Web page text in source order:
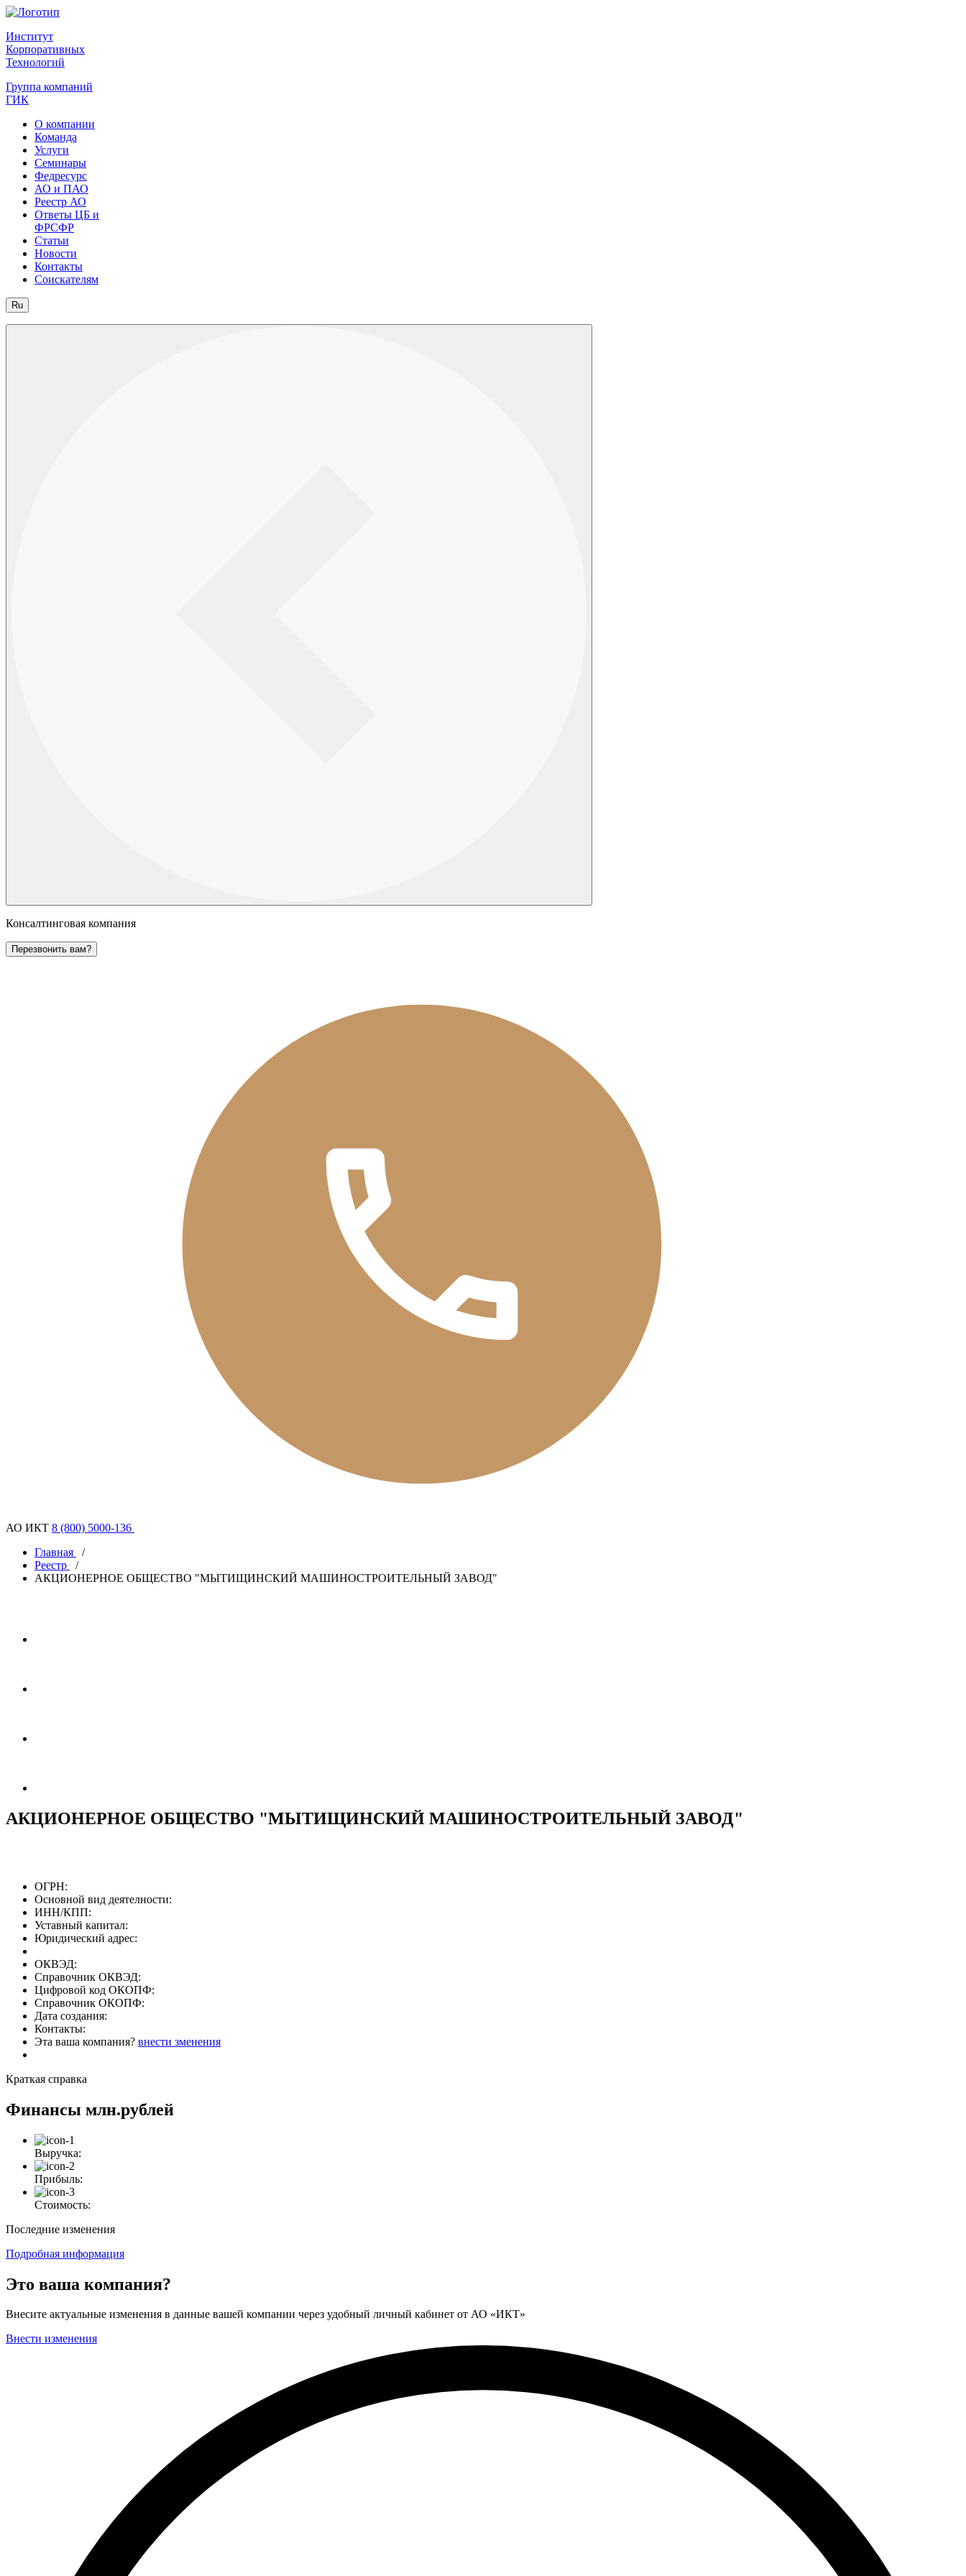
Институт
Корпоративных
Технологий
Группа компаний
ГИК
О компании
Команда
Услуги
Семинары
Федресурс
АО и ПАО
Реестр АО
Ответы ЦБ и
ФРСФР
Статьи
Новости
Контакты
Соискателям
Ru
Консалтинговая компания
Перезвонить вам?
АО ИКТ 8 (800) 5000-136
Главная
/
Реестр
/
АКЦИОНЕРНОЕ ОБЩЕСТВО "МЫТИЩИНСКИЙ МАШИНОСТРОИТЕЛЬНЫЙ ЗАВОД"
АКЦИОНЕРНОЕ ОБЩЕСТВО "МЫТИЩИНСКИЙ МАШИНОСТРОИТЕЛЬНЫЙ ЗАВОД"
ОГРН:
Основной вид деятелности:
ИНН/КПП:
Уставный капитал:
Юридический адрес:
ОКВЭД:
Справочник ОКВЭД:
Цифровой код ОКОПФ:
Справочник ОКОПФ:
Дата создания:
Контакты:
Эта ваша компания? внести зменения
Краткая справка
Финансы млн.рублей
Выручка:
Прибыль:
Стоимость:
Последние изменения
Подробная информация
Это ваша компания?
Внесите актуальные изменения в данные вашей компании через удобный личный кабинет от АО «ИКТ»
Внести изменения